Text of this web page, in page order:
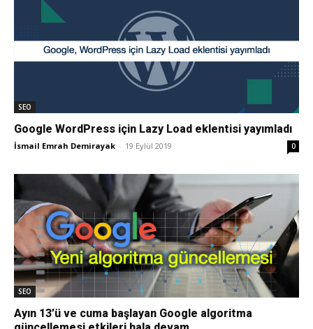
SEO
Google WordPress için Lazy Load eklentisi yayımladı
İsmail Emrah Demirayak - 19 Eylül 2019 0
SEO
Ayın 13’ü ve cuma başlayan Google algoritma